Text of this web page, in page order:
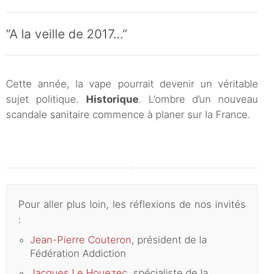
“A la veille de 2017…”
Cette année, la vape pourrait devenir un véritable
sujet politique. Historique. L’ombre d’un nouveau
scandale sanitaire commence à planer sur la France.
Pour aller plus loin, les réflexions de nos invités
:
Jean-Pierre Couteron, président de la
Fédération Addiction